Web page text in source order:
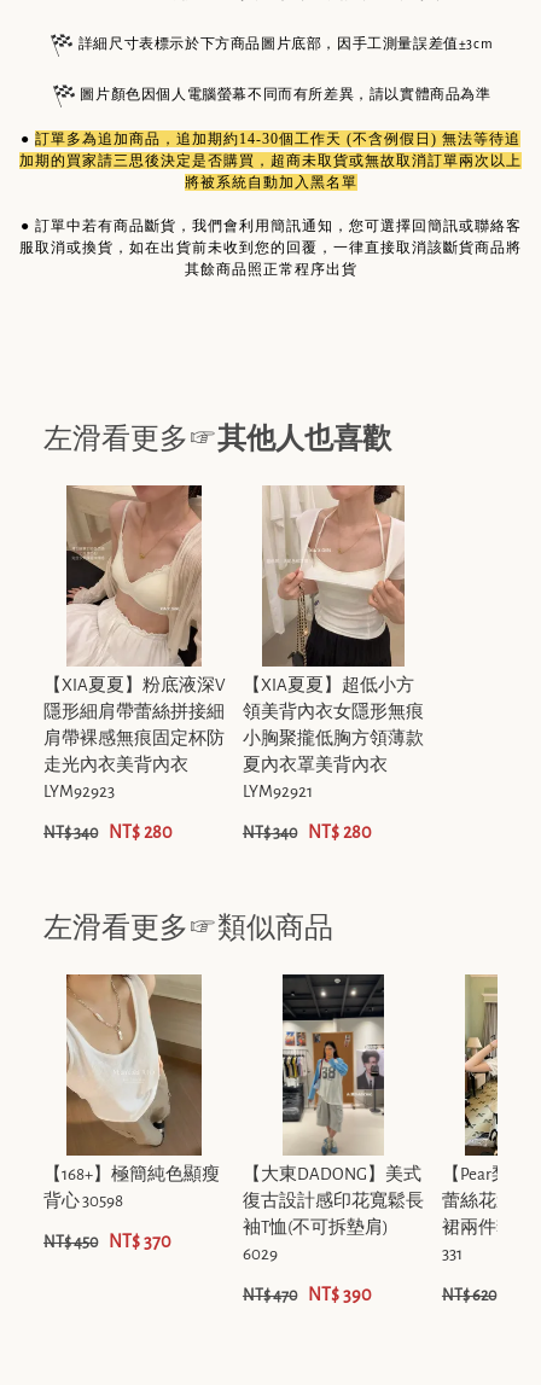
詳細尺寸表標示於下方商品圖片底部，因手工測量誤差值±3cm
圖片顏色因個人電腦螢幕不同而有所差異，請以實體商品為準
● 訂單多為追加商品 ，追加期約14-30個工作天 (不含例假日) 無法等待追
加期的買家請三思後決定是否購買，超商未取貨或無故取消訂單兩次以上
將被系統自動加入黑名單
● 訂單中若有商品斷貨，我們會利用簡訊通知，您可選擇回簡訊或聯絡客
服取消或換貨，如在出貨前未收到您的回覆，一律直接取消該斷貨商品將
其餘商品照正常程序出貨
左滑看更多☞其他人也喜歡
【XIA夏夏】粉底液深V
隱形細肩帶蕾絲拼接細
肩帶裸感無痕固定杯防
走光內衣美背內衣
LYM92923
NT$ 340 NT$ 280
【XIA夏夏】超低小方
領美背內衣女隱形無痕
小胸聚攏低胸方領薄款
夏內衣罩美背內衣
LYM92921
NT$ 340 NT$ 280
左滑看更多☞類似商品
【168+】極簡純色顯瘦
背心 30598
NT$ 450 NT$ 370
【大東DADONG】美式
復古設計感印花寬鬆長
袖T恤(不可拆墊肩)
6029
NT$ 470 NT$ 390
【Pear梨汁
蕾絲花邊上
裙兩件套裝
331
NT$ 620